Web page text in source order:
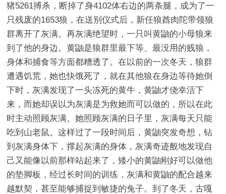
猪5261搏杀，断掉了身4102体右边的两条腿，成为了一
只残废的1653狼，在送别仪式后，新任狼酋肉陀带领狼
群离开了灰满。再灰满绝望时，一只叫黄鼬的小母狼来
到了他的身边。黄鼬是狼群里最下等、最没用的贱狼，
身体和捕食等方面都糟透了。在以前的一次冬天，狼群
遭遇饥荒，她也快饿死了，就在其他狼在身边等待她倒
下时，灰满发现了一头冻死的黄牛，黄鼬才侥幸活下
来，而她却误以为灰满是为救她而可以做的，所以在此
时主动照顾灰满。她照顾灰满的日子里，灰满每天只能
吃到山老鼠。这样过了一段时间后，黄鼬突发奇想，钻
到灰满身体下，撑起灰满的身体，灰满奇迹般地发现自
己又能像以前那样站起来了，矮小的黄鼬刚好可以做他
的垫脚板，经过长时间的训练，灰满和黄鼬的配合越来
越默契，甚至能够捕捉到敏捷的兔子。到了冬天，古嘎